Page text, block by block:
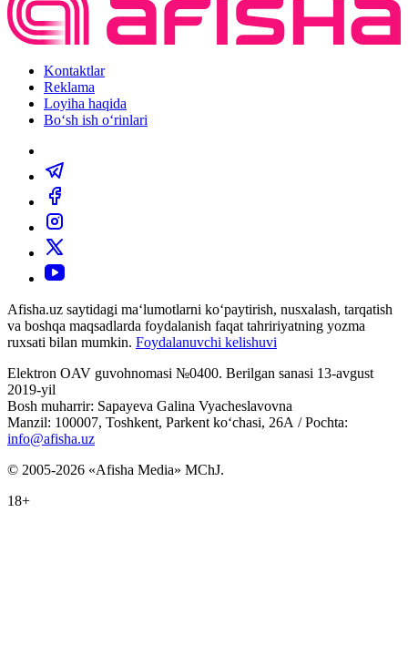
Kontaktlar
Reklama
Loyiha haqida
Bo‘sh ish o‘rinlari
Afisha.uz saytidagi ma‘lumotlarni ko‘paytirish, nusxalash, tarqatish
va boshqa maqsadlarda foydalanish faqat tahririyatning yozma
ruxsati bilan mumkin. Foydalanuvchi kelishuvi
Elektron OAV guvohnomasi №0400. Berilgan sanasi 13-avgust
2019-yil
Bosh muharrir: Sapayeva Galina Vyacheslavovna
Manzil: 100007, Toshkent, Parkent ko‘chasi, 26А / Pochta:
info@afisha.uz
© 2005-2026 «Afisha Media» MChJ.
18+